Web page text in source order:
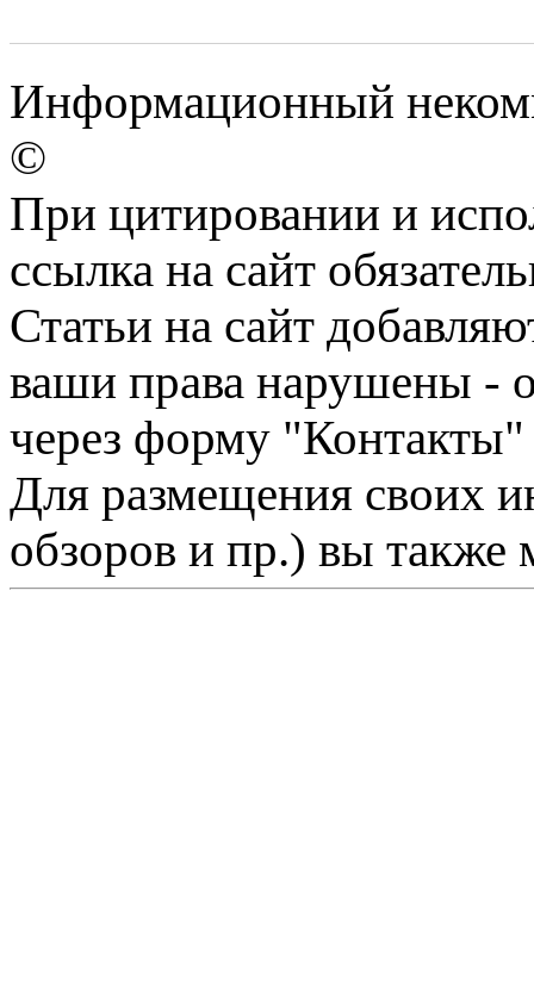
Информационный
©
При цитировании и
ссылка на сайт
Статьи на сайт
ваши права нарушены -
через форму "Контакты"
Для размещения своих
обзоров и пр.) вы также